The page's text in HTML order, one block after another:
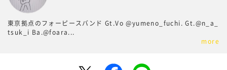
東京拠点のフォーピースバンド Gt.Vo @yumeno_fuchi. Gt.@n_a_
tsuk_i Ba.@foara...
more